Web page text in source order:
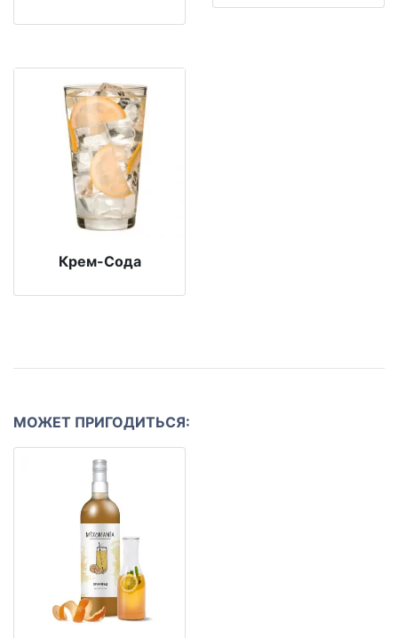
Крем-Сода
МОЖЕТ ПРИГОДИТЬСЯ: